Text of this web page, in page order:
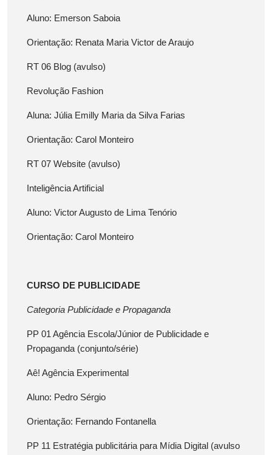
Aluno: Emerson Saboia
Orientação: Renata Maria Victor de Araujo
RT 06 Blog (avulso)
Revolução Fashion
Aluna: Júlia Emilly Maria da Silva Farias
Orientação: Carol Monteiro
RT 07 Website (avulso)
Inteligência Artificial
Aluno: Victor Augusto de Lima Tenório
Orientação: Carol Monteiro
CURSO DE PUBLICIDADE
Categoria Publicidade e Propaganda
PP 01 Agência Escola/Júnior de Publicidade e
Propaganda (conjunto/série)
Aê! Agência Experimental
Aluno: Pedro Sérgio
Orientação: Fernando Fontanella
PP 11 Estratégia publicitária para Mídia Digital (avulso